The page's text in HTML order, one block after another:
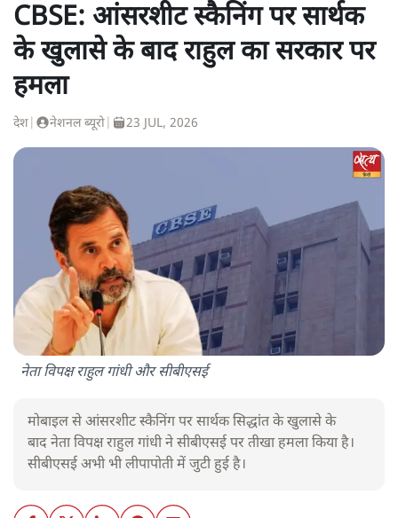
CBSE: आंसरशीट स्कैनिंग पर सार्थक
के खुलासे के बाद राहुल का सरकार पर
हमला
देश नेशनल ब्यूरो 23 JUL, 2026
नेता विपक्ष राहुल गांधी और सीबीएसई
मोबाइल से आंसरशीट स्कैनिंग पर सार्थक सिद्धांत के खुलासे के
बाद नेता विपक्ष राहुल गांधी ने सीबीएसई पर तीखा हमला किया है।
सीबीएसई अभी भी लीपापोती में जुटी हुई है।